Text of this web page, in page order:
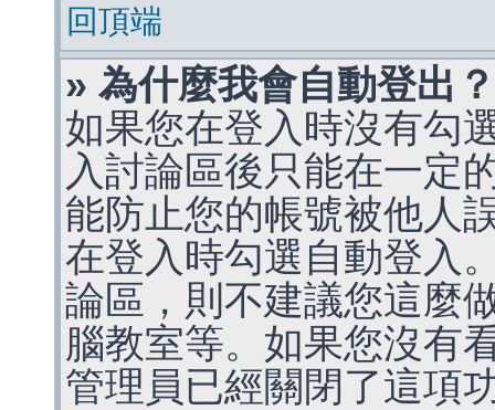
回頂端
» 為什麼我會自動登出？
如果您在登入時沒有勾
入討論區後只能在一定
能防止您的帳號被他人
在登入時勾選自動登入
論區，則不建議您這麼
腦教室等。如果您沒有
管理員已經關閉了這項